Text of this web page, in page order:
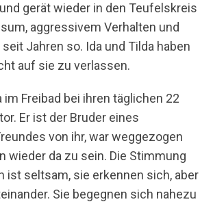
gerät wieder in den Teufelskreis
aggressivem Verhalten und
seit Jahren so. Ida und Tilda haben
auf sie zu verlassen.
Freibad bei ihren täglichen 22
Er ist der Bruder eines
von ihr, war weggezogen
wieder da zu sein. Die Stimmung
ist seltsam, sie erkennen sich, aber
Sie begegnen sich nahezu